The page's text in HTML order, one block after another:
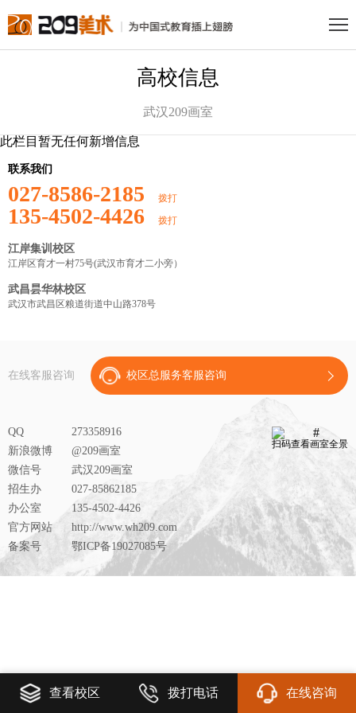
高校信息
武汉209画室
此栏目暂无任何新增信息
联系我们
027-8586-2185 拨打
135-4502-4426 拨打
江岸集训校区
江岸区育才一村75号(武汉市育才二小旁）
武昌昙华林校区
武汉市武昌区粮道街道中山路378号
在线客服咨询 校区总服务客服咨询
QQ
273358916
新浪微博
@209画室
微信号
武汉209画室
招生办
027-85862185
办公室
135-4502-4426
官方网站
http://www.wh209.com
备案号
鄂ICP备19027085号
扫码查看画室全景
查看校区 拨打电话 在线咨询